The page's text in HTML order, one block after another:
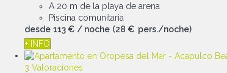
A 20 m de la playa de arena
Piscina comunitaria
desde 113 € / noche (28 € pers./noche)
+ INFO
3 Valoraciones